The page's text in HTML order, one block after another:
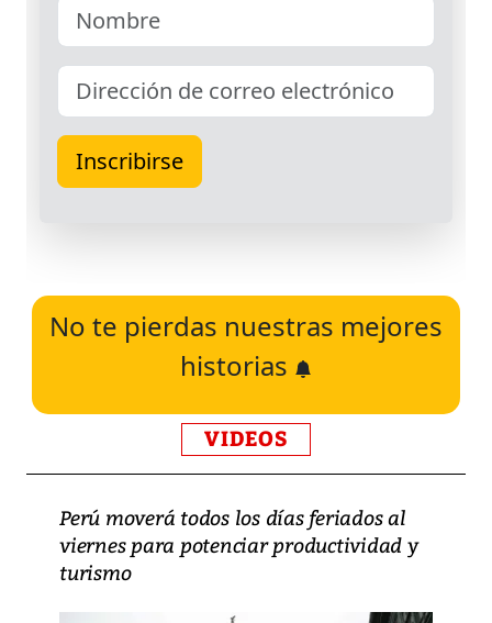
No te pierdas nuestras mejores
historias
VIDEOS
Perú moverá todos los días feriados al
viernes para potenciar productividad y
turismo